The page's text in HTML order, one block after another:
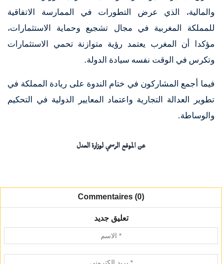
والمالية، الذي عرض التطورات في الممارسة الاتفاقية
للمملكة المغربية في مجال تشجيع وحماية الاستثمارات،
مؤكدا أن المغرب يعتمد رؤية متوازنة تحمي الاستثمارات
وتكرس في الوقت نفسه سيادة الدولة.
فيما أجمع المشاركون في ختام الندوة على ريادة المملكة في
تطوير العدالة التجارية واعتماد المعايير الدولية في التحكيم
والوساطة.
عن الموقع الرسمي لوزارة العدل
Commentaires (0)
تعليق جديد